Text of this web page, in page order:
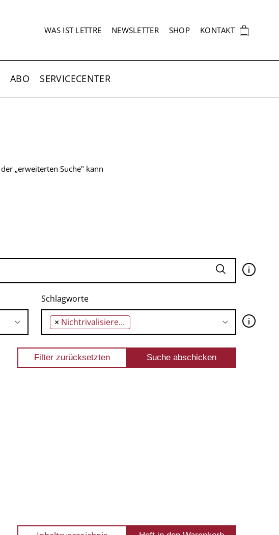
SEKUNDÄRNAVIGATION
WAS IST LETTRE NEWSLETTER SHOP KONTAKT 🛍
ABO SERVICECENTER
„erweiterten Suche" kann
🛈
Schlagworte
× Nichtrivalisierende Güter 🛈